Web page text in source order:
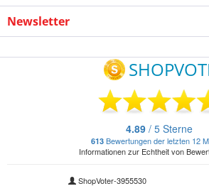
Newsletter